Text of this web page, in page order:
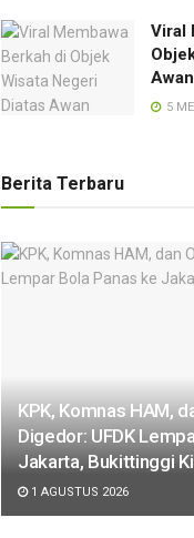
Viral
Awan
5
Berita Terbaru
KPK, Komnas HAM,
Digedor: UFDK
Jakarta, Bukittinggi
1 AGUSTUS 2026